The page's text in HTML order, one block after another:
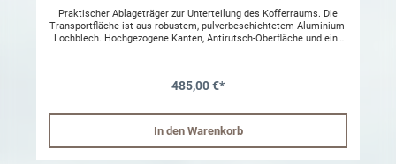
Praktischer Ablageträger zur Unterteilung des Kofferraums. Die
Transportfläche ist aus robustem, pulverbeschichtetem Aluminium-
Lochblech. Hochgezogene Kanten, Antirutsch-Oberfläche und eine
umgeklappt werden) Befestigungsmaterial liegt bei. Material:
Traglast: bis 50 kg
485,00 €*
In den Warenkorb